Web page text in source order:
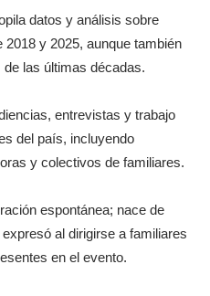
datos y análisis sobre
y 2025, aunque también
las últimas décadas.
entrevistas y trabajo
del país, incluyendo
y colectivos de familiares.
espontánea; nace de
al dirigirse a familiares
en el evento.